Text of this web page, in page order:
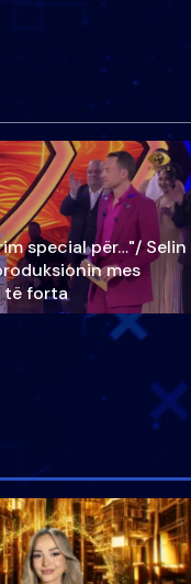
special për…"/ Selin
mes
të forta